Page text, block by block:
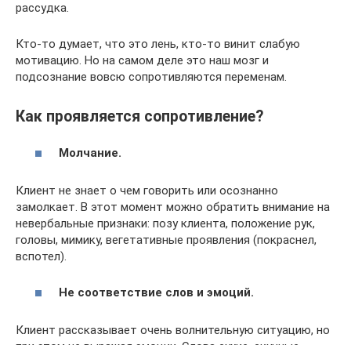
рассудка.
Кто‑то думает, что это лень, кто‑то винит слабую
мотивацию. Но на самом деле это наш мозг и
подсознание вовсю сопротивляются переменам.
Как проявляется сопротивление?
Молчание.
Клиент не знает о чем говорить или осознанно
замолкает. В этот момент можно обратить внимание на
невербальные признаки: позу клиента, положение рук,
головы, мимику, вегетативные проявления (покраснел,
вспотел).
Не соответствие слов и эмоций.
Клиент рассказывает очень волнительную ситуацию, но